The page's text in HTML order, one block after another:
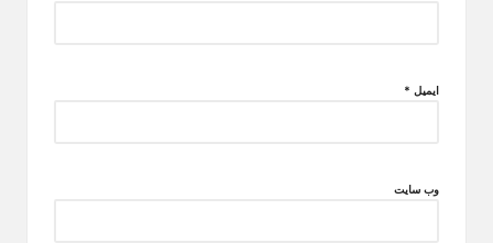
ایمیل *
وب‌ سایت